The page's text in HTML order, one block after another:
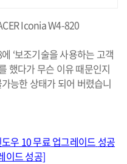
Iconia W4-820
에 ‘보조기술을 사용하는 고객
했다가 무슨 이유 때문인지
능한 상태가 되어 버렸습니
도우 10무료업그레이드 성공
이드성공]